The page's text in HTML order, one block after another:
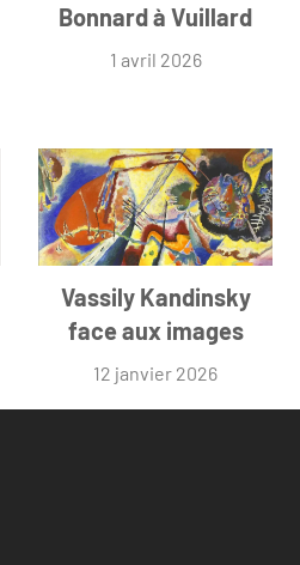
Bonnard à Vuillard
1 avril 2026
Vassily Kandinsky
face aux images
12 janvier 2026